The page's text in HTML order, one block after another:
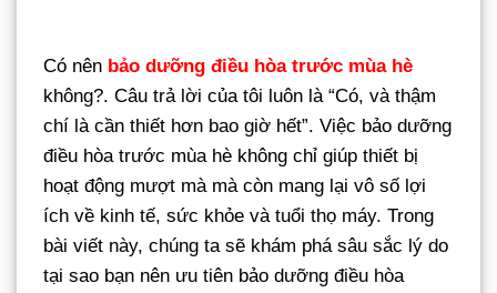
Có nên bảo dưỡng điều hòa trước mùa hè
không?. Câu trả lời của tôi luôn là “Có, và thậm
chí là cần thiết hơn bao giờ hết”. Việc bảo dưỡng
điều hòa trước mùa hè không chỉ giúp thiết bị
hoạt động mượt mà mà còn mang lại vô số lợi
ích về kinh tế, sức khỏe và tuổi thọ máy. Trong
bài viết này, chúng ta sẽ khám phá sâu sắc lý do
tại sao bạn nên ưu tiên bảo dưỡng điều hòa